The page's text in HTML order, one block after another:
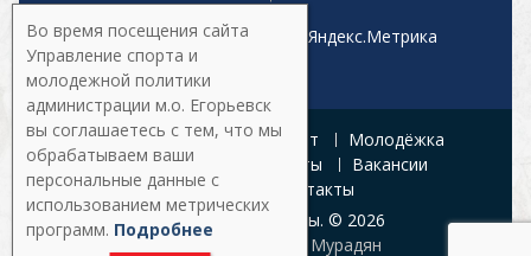
Главная Афиша Спорт
Молодёжка
Управление
Документы
Вакансии
Галерея
Контакты
Все права защищены. © 2026
Разработка:
Армен Мурадян
Во время посещения сайта
Управление спорта и
молодежной политики
администрации м.о. Егорьевск
вы соглашаетесь с тем, что мы
обрабатываем ваши
персональные данные с
использованием метрических
программ. Подробнее